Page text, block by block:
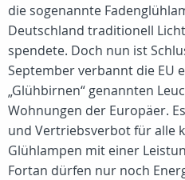
die sogenannte
Deutschland traditionell
spendete. Doch nun ist
September verbannt die EU
„Glühbirnen“ genannten
Wohnungen der Europäer.
und Vertriebsverbot für alle
Glühlampen mit einer
Fortan dürfen nur noch